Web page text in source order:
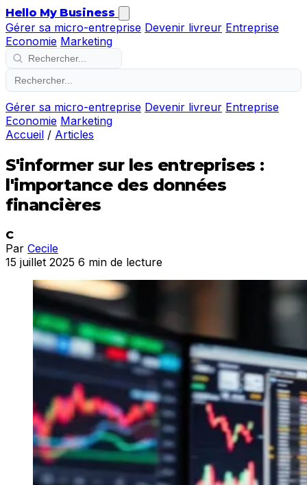
Hello My Business
Gérer sa micro-entreprise Devenir livreur Entreprise
Economie Marketing
Gérer sa micro-entreprise Devenir livreur Entreprise
Economie Marketing
Accueil / Articles
S'informer sur les entreprises :
l'importance des données
financières
C
Par Cecile
15 juillet 2025 6 min de lecture